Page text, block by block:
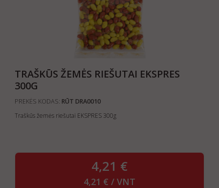
TRAŠKŪS ŽEMĖS RIEŠUTAI EKSPRES
300G
PREKĖS KODAS: RŪT DRA0010
Traškūs žemės riešutai EKSPRES 300g
4,21 €
4,21 € / VNT